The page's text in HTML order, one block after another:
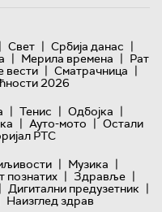
| Свет | Србија данас |
| Мерила времена | Рат
вести | Сматрачница |
2026
| Тенис | Одбојка |
| Ауто-мото | Остали
РТС
| Музика |
познатих | Здравље |
| Дигитални предузетник |
Наизглед здрав